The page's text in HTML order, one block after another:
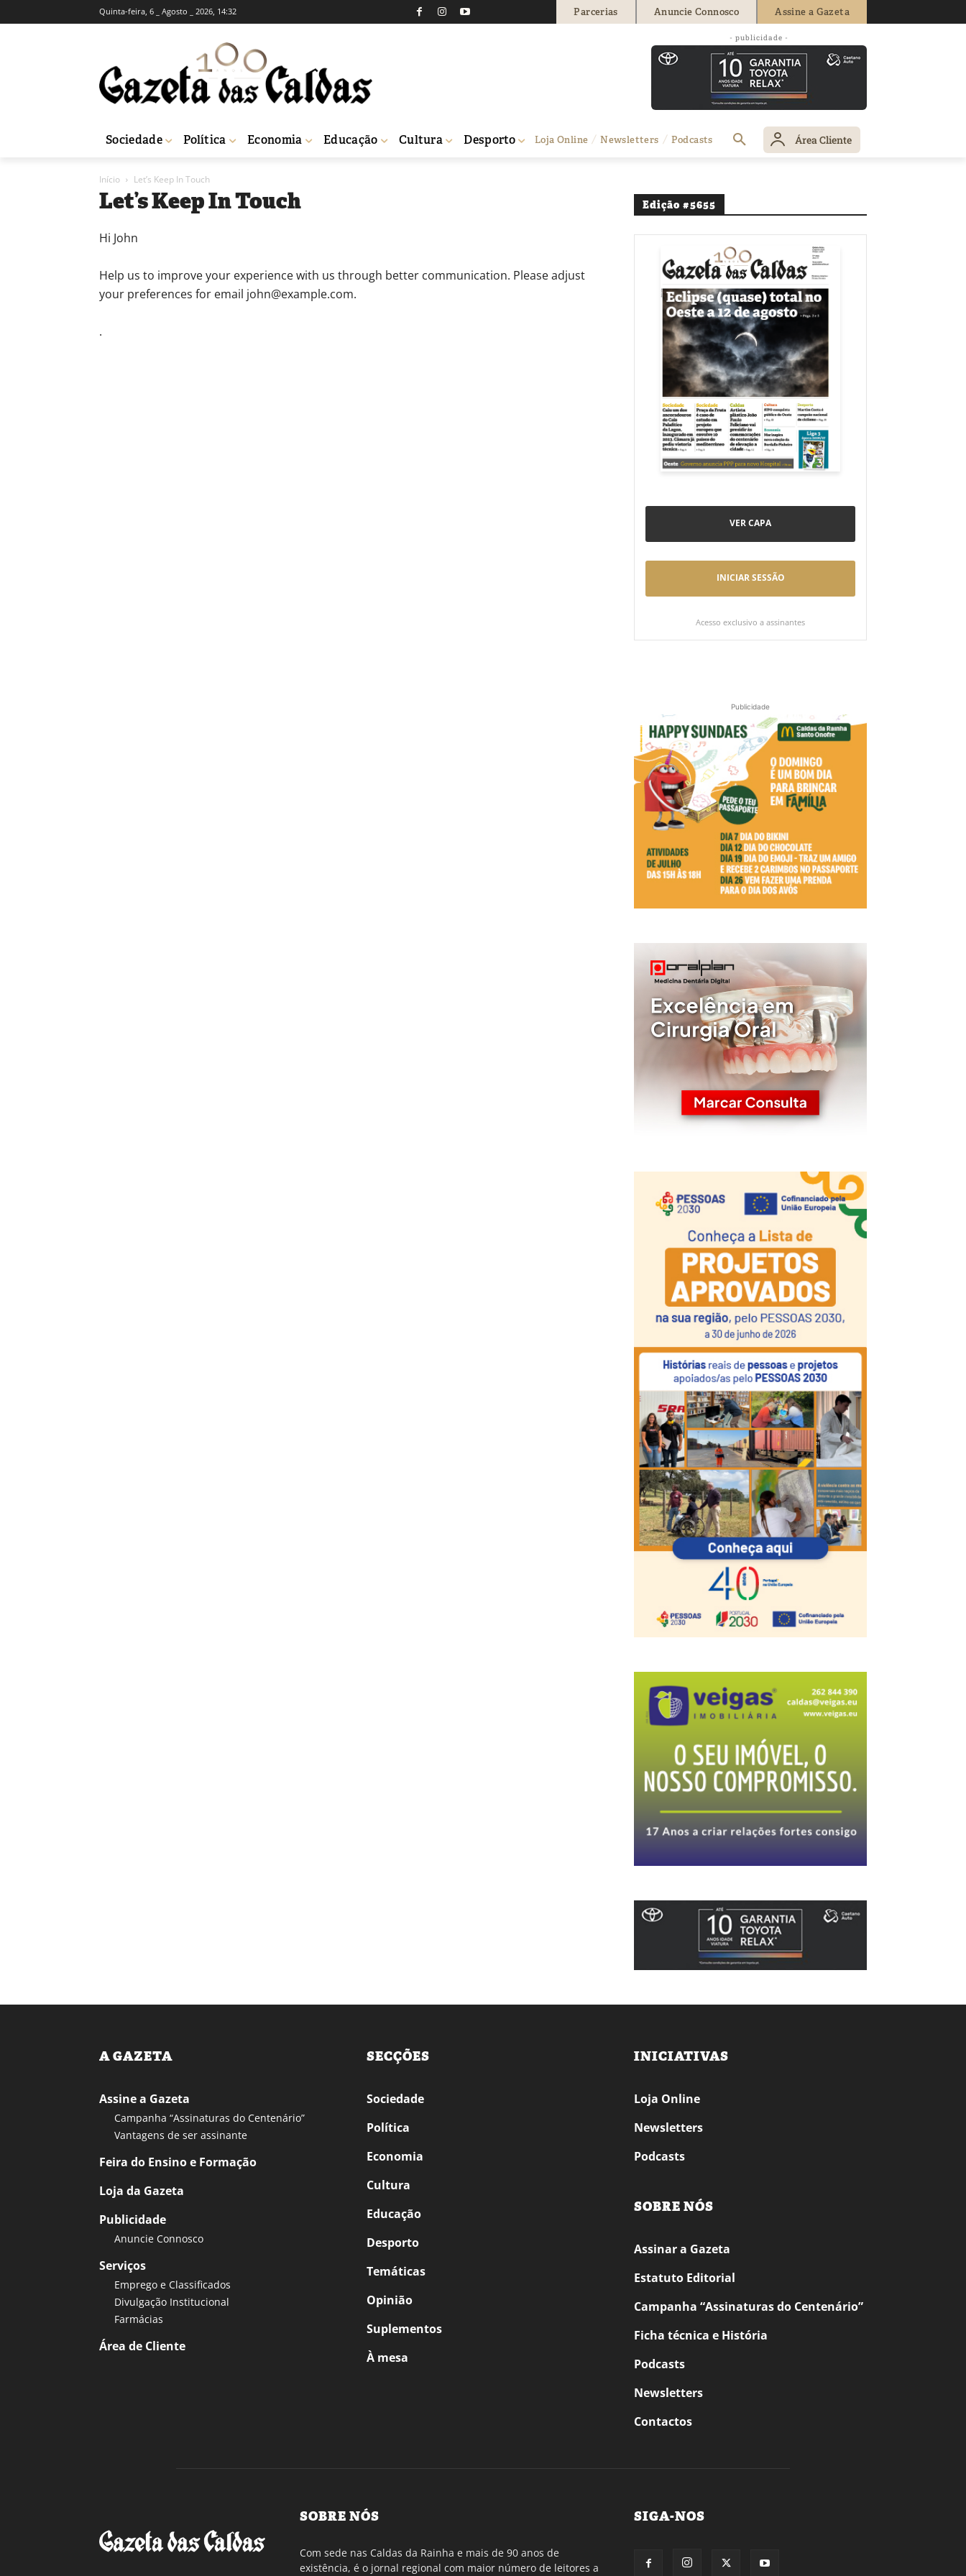
Quinta-feira, 6 _ Agosto _ 2026, 14:32 Parcerias Anuncie Connosco Assine a Gazeta
- publicidade -
Sociedade Política Economia Educação Cultura Desporto Loja Online Newsletters Podcasts Área Cliente
Início Let’s Keep In Touch
Let’s Keep In Touch
Hi John
Help us to improve your experience with us through better communication. Please adjust
your preferences for email john@example.com.
.
Edição #5655
VER CAPA
INICIAR SESSÃO
Acesso exclusivo a assinantes
Publicidade
A GAZETA
Assine a Gazeta
Campanha “Assinaturas do Centenário”
Vantagens de ser assinante
Feira do Ensino e Formação
Loja da Gazeta
Publicidade
Anuncie Connosco
Serviços
Emprego e Classificados
Divulgação Institucional
Farmácias
Área de Cliente
SECÇÕES
Sociedade
Política
Economia
Cultura
Educação
Desporto
Temáticas
Opinião
Suplementos
À mesa
INICIATIVAS
Loja Online
Newsletters
Podcasts
SOBRE NÓS
Assinar a Gazeta
Estatuto Editorial
Campanha “Assinaturas do Centenário”
Ficha técnica e História
Podcasts
Newsletters
Contactos
SOBRE NÓS
Com sede nas Caldas da Rainha e mais de 90 anos de
existência, é o jornal regional com maior número de leitores a
SIGA-NOS